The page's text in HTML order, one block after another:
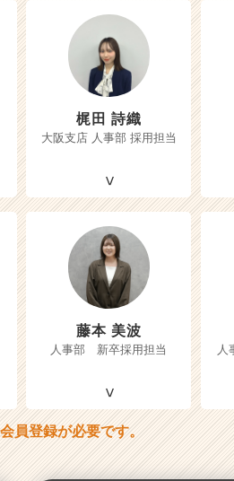
梶田 詩織
大阪支店 人事部 採用担当
藤本 美波
人事部 新卒採用担当 人
員登録が必要です。